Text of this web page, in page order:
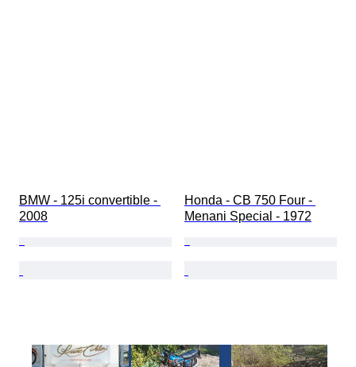
BMW - 125i convertible -
2008
Honda - CB 750 Four -
Menani Special - 1972